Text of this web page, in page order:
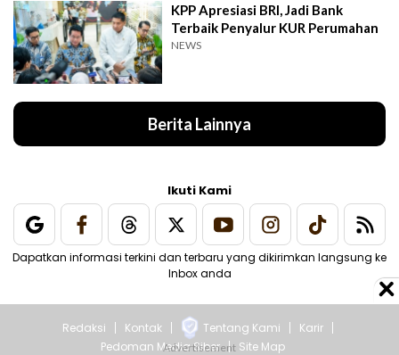
KPP Apresiasi BRI, Jadi Bank
Terbaik Penyalur KUR Perumahan
NEWS
Berita Lainnya
Ikuti Kami
Dapatkan informasi terkini dan terbaru yang dikirimkan langsung ke
Inbox anda
Redaksi Kontak Tentang Kami
Karir
Pedoman Media Siber
Site Map